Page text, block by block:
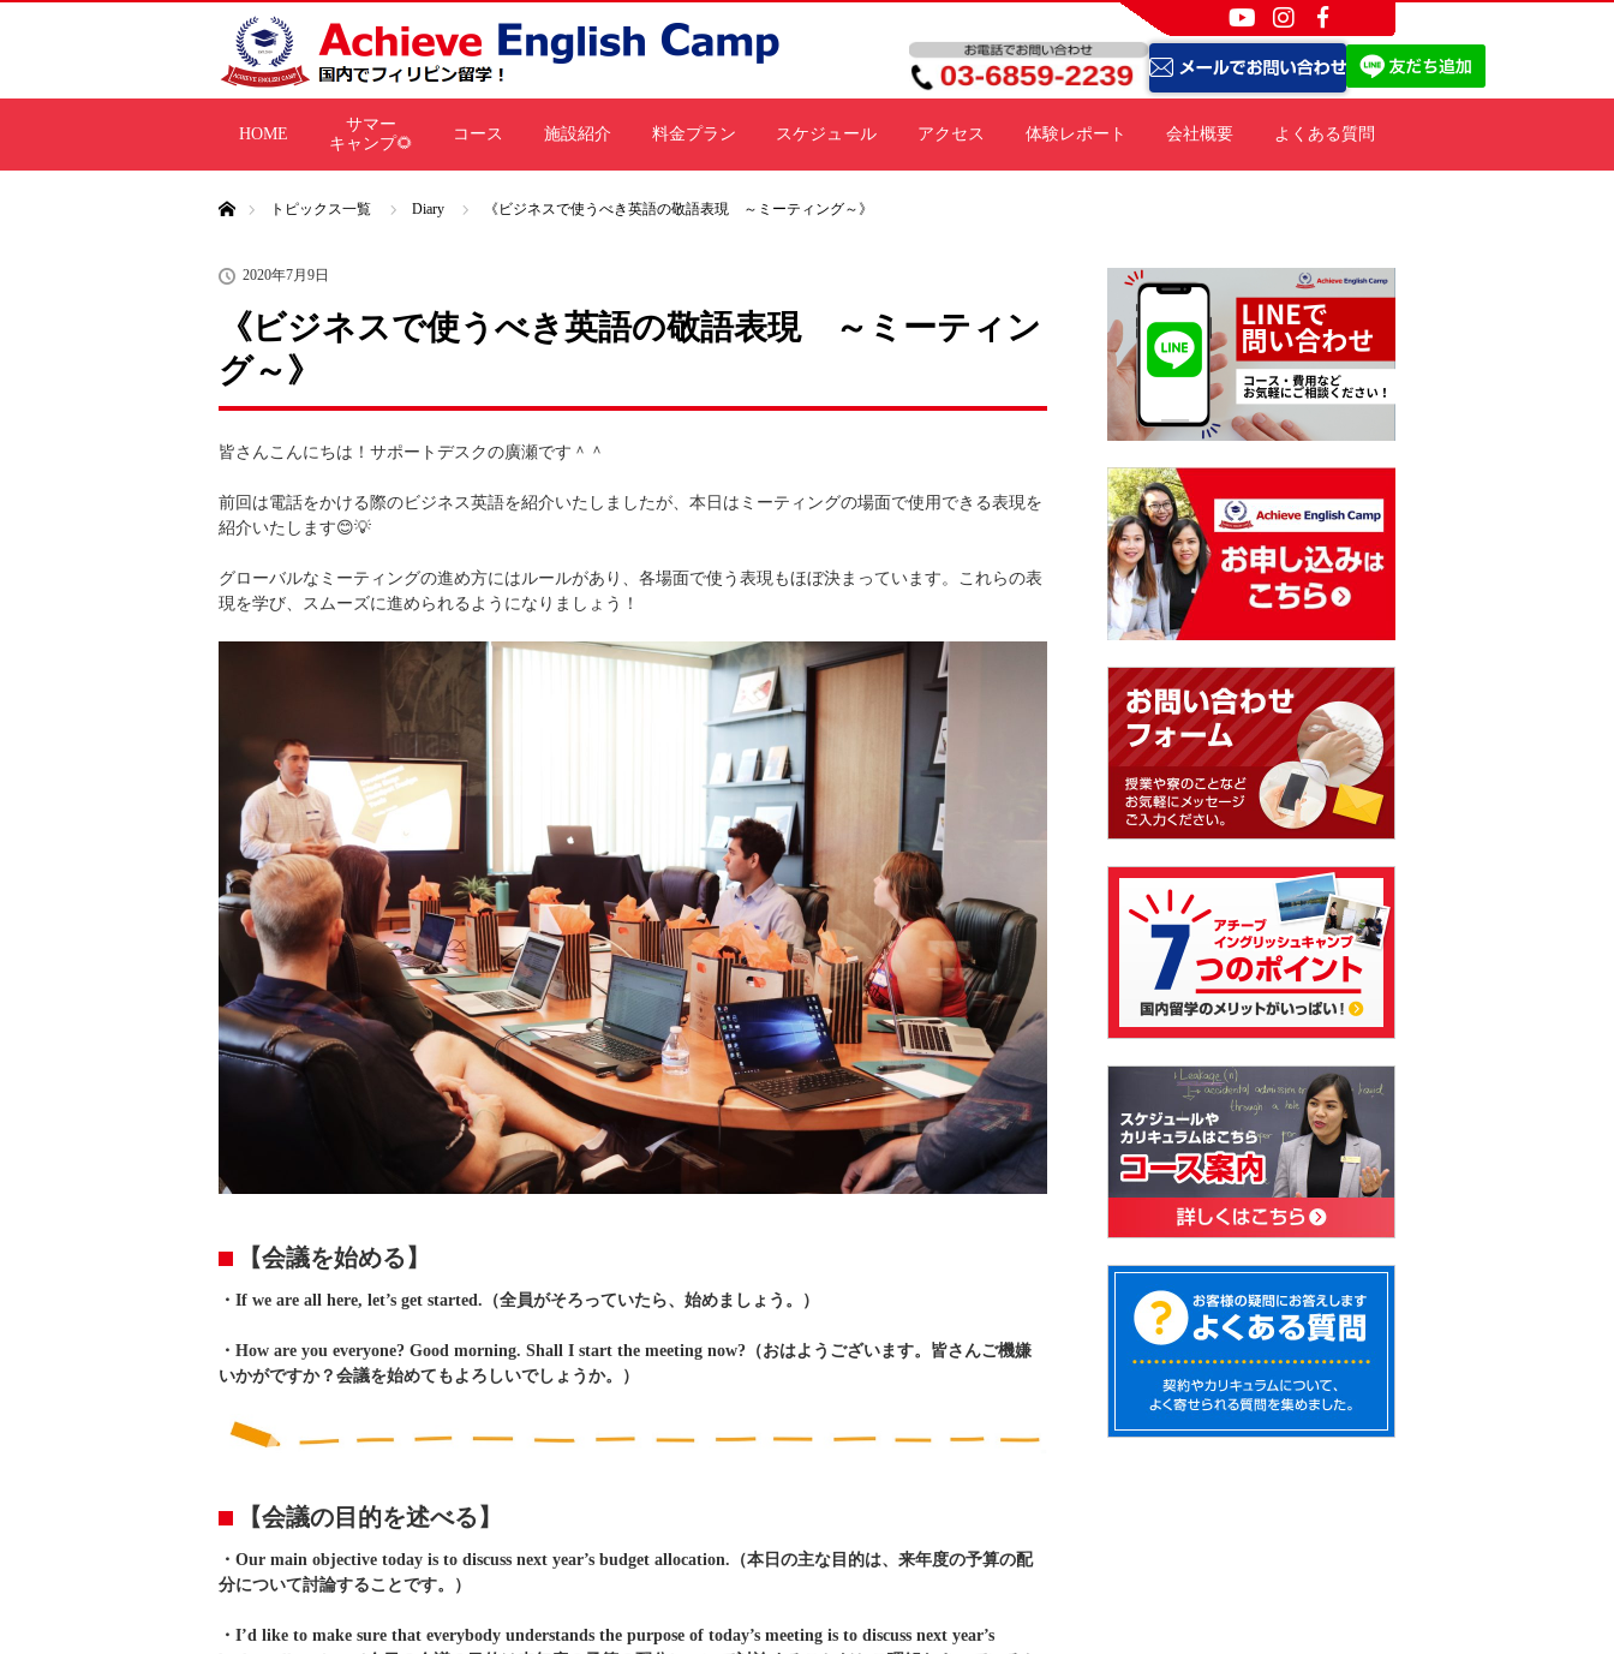
HOME
サマー
キャンプ🌻
コース 施設紹介 料金プラン スケジュール アクセス 体験レポート 会社概要 よくある質問
トピックス一覧
Diary 《ビジネスで使うべき英語の敬語表現 ～ミーティング～》
2020年7月9日
《ビジネスで使うべき英語の敬語表現 ～ミーティン
グ～》
皆さんこんにちは！サポートデスクの廣瀬です＾＾
前回は電話をかける際のビジネス英語を紹介いたしましたが、本日はミーティングの場面で使用できる表現を
紹介いたします😊💡
グローバルなミーティングの進め方にはルールがあり、各場面で使う表現もほぼ決まっています。これらの表
現を学び、スムーズに進められるようになりましょう！
【会議を始める】
・If we are all here, let’s get started.（全員がそろっていたら、始めましょう。）
・How are you everyone? Good morning. Shall I start the meeting now?（おはようございます。皆さんご機嫌
いかがですか？会議を始めてもよろしいでしょうか。）
【会議の目的を述べる】
・Our main objective today is to discuss next year’s budget allocation.（本日の主な目的は、来年度の予算の配
分について討論することです。）
・I’d like to make sure that everybody understands the purpose of today’s meeting is to discuss next year’s